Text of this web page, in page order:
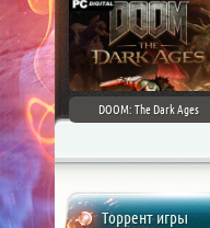
DOOM: The Dark Ages
Торрент игры